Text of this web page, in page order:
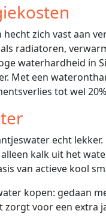
zich vast aan
radiatoren,
waterhardheid in
Met een
tot wel
kalk uit het
van actieve kool
kopen: gedaan
voor een extra